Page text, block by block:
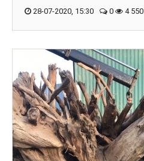
28-07-2020, 15:30 0 4 550